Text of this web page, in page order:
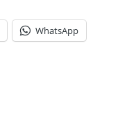
WhatsApp